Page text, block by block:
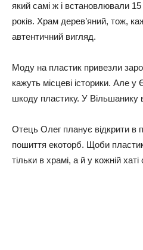
який самі ж і встановлювали 15
років. Храм дерев’яний, тож,
автентичний вигляд.
Моду на пластик привезли
кажуть місцеві історики. Але
шкоду пластику. У
Отець Олег планує відкрити в
пошиття екоторб. Щоби
тільки в храмі, а й у кожній хаті